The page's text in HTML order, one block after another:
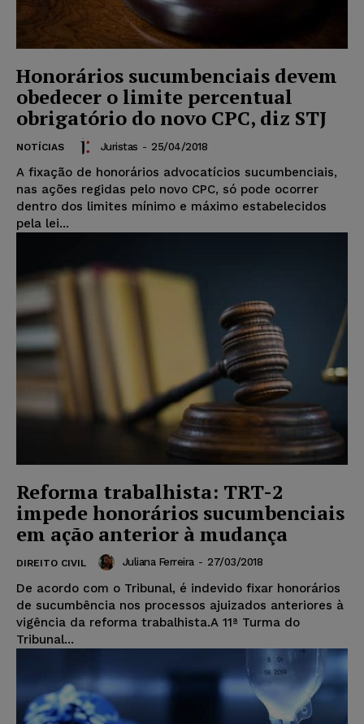
Honorários sucumbenciais devem
obedecer o limite percentual
obrigatório do novo CPC, diz STJ
NOTÍCIAS Juristas - 25/04/2018
A fixação de honorários advocatícios sucumbenciais,
nas ações regidas pelo novo CPC, só pode ocorrer
dentro dos limites mínimo e máximo estabelecidos
pela lei...
Reforma trabalhista: TRT-2
impede honorários sucumbenciais
em ação anterior à mudança
DIREITO CIVIL Juliana Ferreira - 27/03/2018
De acordo com o Tribunal, é indevido fixar honorários
de sucumbência nos processos ajuizados anteriores à
vigência da reforma trabalhista.A 11ª Turma do
Tribunal...